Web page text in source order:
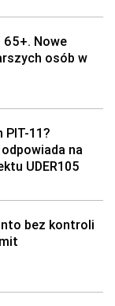
65+. Nowe
osób w
11?
na
UDER105
bez kontroli